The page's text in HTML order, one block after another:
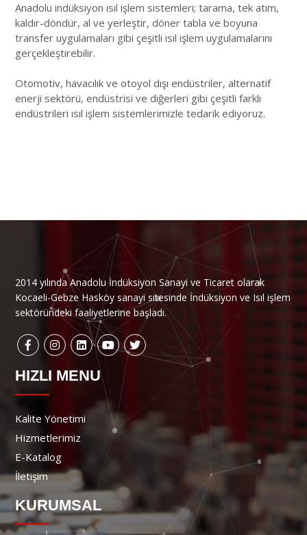
Anadolu indüksiyon ısıl işlem sistemleri; tarama, tek atım,
kaldır-döndür, al ve yerleştir, döner tabla ve boyuna
transfer uygulamaları gibi çeşitli ısıl işlem uygulamalarını
gerçekleştirebilir.
Otomotiv, havacılık ve otoyol dışı endüstriler, alternatif
enerji sektörü, endüstrisi ve diğerleri gibi çeşitli farklı
endüstrileri ısıl işlem sistemlerimizle tedarik ediyoruz.
2014 yılında Anadolu İndüksiyon Sanayi ve Ticaret olarak
Kocaeli-Gebze Hasköy sanayi sitesinde İndüksiyon ve Isıl işlem
sektöründeki faaliyetlerine başladı.
HIZLI MENU
Kalite Yönetimi
Hizmetlerimiz
E-Katalog
İletişim
KURUMSAL